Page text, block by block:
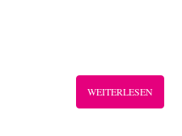
WEITERLESEN